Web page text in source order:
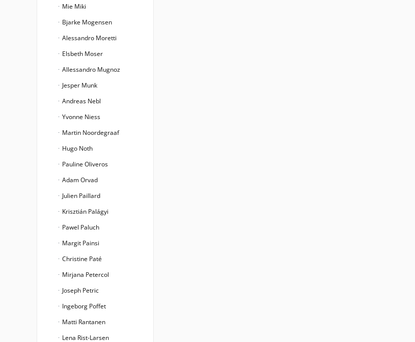
Mie Miki
Bjarke Mogensen
Alessandro Moretti
Elsbeth Moser
Allessandro Mugnoz
Jesper Munk
Andreas Nebl
Yvonne Niess
Martin Noordegraaf
Hugo Noth
Pauline Oliveros
Adam Orvad
Julien Paillard
Krisztián Palágyi
Pawel Paluch
Margit Painsi
Christine Paté
Mirjana Petercol
Joseph Petric
Ingeborg Poffet
Matti Rantanen
Lena Rist-Larsen